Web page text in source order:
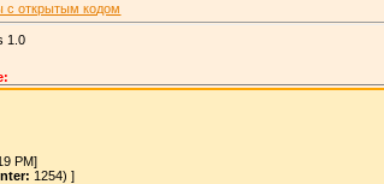
с открытым кодом
1.0
PM]
1254) ]